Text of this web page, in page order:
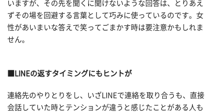
いますが、その先を聞くに聞けないような回答は、とりあえ
ずその場を回避する言葉として巧みに使っているのです。女
性があいまいな答えで笑ってごまかす時は要注意かもしれま
せん。
■LINEの返すタイミングにもヒントが
連絡先のやりとりをし、いざLINEで連絡を取り合うも、直接
会話していた時とテンションが違うと感じたことがある人も